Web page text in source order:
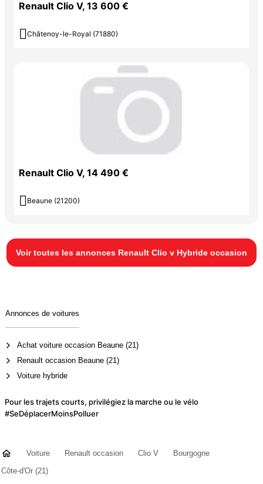
Renault Clio V, 13 600 €
 Châtenoy-le-Royal (71880)
Renault Clio V, 14 490 €
 Beaune (21200)
Voir toutes les annonces Renault Clio v Hybride occasion
Annonces de voitures
Achat voiture occasion Beaune (21)
Renault occasion Beaune (21)
Voiture hybride
Pour les trajets courts, privilégiez la marche ou le vélo
#SeDéplacerMoinsPolluer
Voiture Renault occasion Clio V
Bourgogne
Côte-d'Or (21)